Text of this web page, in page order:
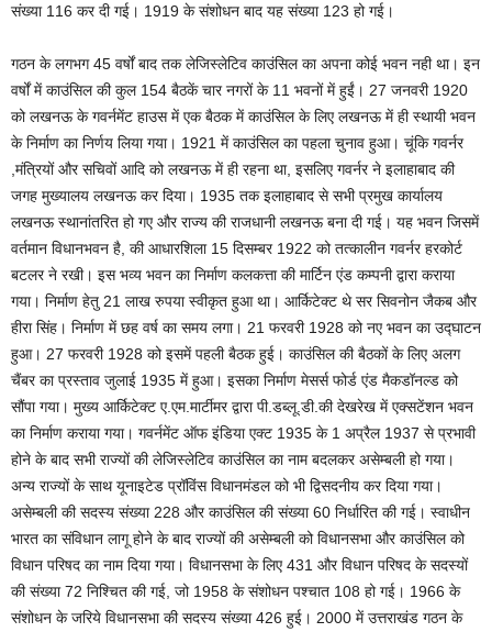
संख्या 116 कर दी गई। 1919 के संशोधन बाद यह संख्या 123 हो गई।
गठन के लगभग 45 वर्षों बाद तक लेजिस्लेटिव काउंसिल का अपना कोई भवन नही था। इन
वर्षों में काउंसिल की कुल 154 बैठकें चार नगरों के 11 भवनों में हुईं। 27 जनवरी 1920
को लखनऊ के गवर्नमेंट हाउस में एक बैठक में काउंसिल के लिए लखनऊ में ही स्थायी भवन
के निर्माण का निर्णय लिया गया। 1921 में काउंसिल का पहला चुनाव हुआ। चूंकि गवर्नर
,मंत्रियों और सचिवों आदि को लखनऊ में ही रहना था, इसलिए गवर्नर ने इलाहाबाद की
जगह मुख्यालय लखनऊ कर दिया। 1935 तक इलाहाबाद से सभी प्रमुख कार्यालय
लखनऊ स्थानांतरित हो गए और राज्य की राजधानी लखनऊ बना दी गई। यह भवन जिसमें
वर्तमान विधानभवन है, की आधारशिला 15 दिसम्बर 1922 को तत्कालीन गवर्नर हरकोर्ट
बटलर ने रखी। इस भव्य भवन का निर्माण कलकत्ता की मार्टिन एंड कम्पनी द्वारा कराया
गया। निर्माण हेतु 21 लाख रुपया स्वीकृत हुआ था। आर्किटेक्ट थे सर सिवनोन जैकब और
हीरा सिंह। निर्माण में छह वर्ष का समय लगा। 21 फरवरी 1928 को नए भवन का उद्घाटन
हुआ। 27 फरवरी 1928 को इसमें पहली बैठक हुई। काउंसिल की बैठकों के लिए अलग
चैंबर का प्रस्ताव जुलाई 1935 में हुआ। इसका निर्माण मेसर्स फोर्ड एंड मैकडॉनल्ड को
सौंपा गया। मुख्य आर्किटेक्ट ए.एम.मार्टीमर द्वारा पी.डब्लू.डी.की देखरेख में एक्सटेंशन भवन
का निर्माण कराया गया। गवर्नमेंट ऑफ इंडिया एक्ट 1935 के 1 अप्रैल 1937 से प्रभावी
होने के बाद सभी राज्यों की लेजिस्लेटिव काउंसिल का नाम बदलकर असेम्बली हो गया।
अन्य राज्यों के साथ यूनाइटेड प्रॉविंस विधानमंडल को भी द्विसदनीय कर दिया गया।
असेम्बली की सदस्य संख्या 228 और काउंसिल की संख्या 60 निर्धारित की गई। स्वाधीन
भारत का संविधान लागू होने के बाद राज्यों की असेम्बली को विधानसभा और काउंसिल को
विधान परिषद का नाम दिया गया। विधानसभा के लिए 431 और विधान परिषद के सदस्यों
की संख्या 72 निश्चित की गई, जो 1958 के संशोधन पश्चात 108 हो गई। 1966 के
संशोधन के जरिये विधानसभा की सदस्य संख्या 426 हुई। 2000 में उत्तराखंड गठन के